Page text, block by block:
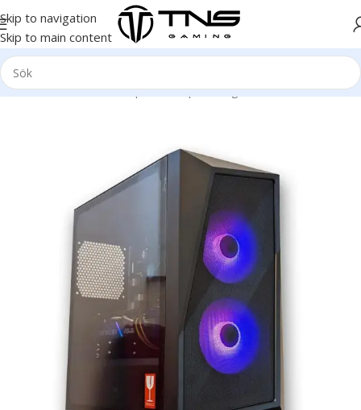
Skip to navigation
Skip to main content
Hem/Stationär dator/Speldator | Gamingdator/Gold klass